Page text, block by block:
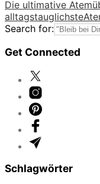
Die ultimative
alltagstauglichste
Search for:
Get Connected
Schlagwörter